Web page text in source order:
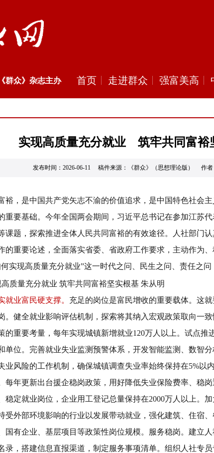
群众》杂志主办 首页 走进群众 强富美高
实现高质量充分就业 筑牢共同富裕
发布时间：2026-06-11 稿件来源：《群众》（思想理论版） 作
裕，是中国共产党矢志不渝的价值追求，是中国特色社会
重要基础。今年全国两会期间，习近平总书记在参加江苏
课题，探索推进全体人民共同富裕的有效途径。人社部门
的重要论述，全面落实省委、省政府工作要求，主动作为
实现高质量充分就业”这一时代之问、民生之问、责任之
就业富民硬支撑。 充足的岗位是富民增收的重要载体。这
。 健全就业影响评估机制，探索将其纳入宏观政策取向一
的重要考量，每年实现城镇新增就业120万人以上。试点推
单位。完善就业失业监测预警体系，开发智能监测、数智
业风险的工作机制，确保城镇调查失业率始终保持在5%以
每年更新出台援企稳岗政策，用好降低失业保险费率、稳
稳定就业岗位，企业用工登记总量保持在2000万人以上。
受外部环境影响的行业以发展带动就业，强化建筑、住宿
国有企业、基层项目等政策性岗位规模。
服务稳岗。 建立
录，搭建信息直报渠道，制定服务事项清单。组织人社专